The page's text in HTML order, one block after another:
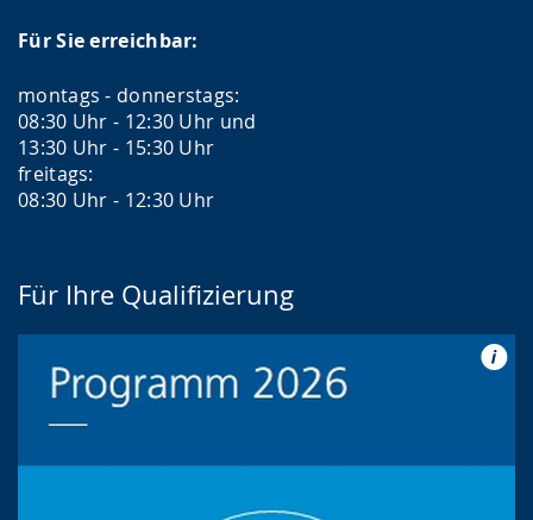
Für Sie erreichbar:
montags - donnerstags:
08:30 Uhr - 12:30 Uhr und
13:30 Uhr - 15:30 Uhr
freitags:
08:30 Uhr - 12:30 Uhr
Für Ihre Qualifizierung